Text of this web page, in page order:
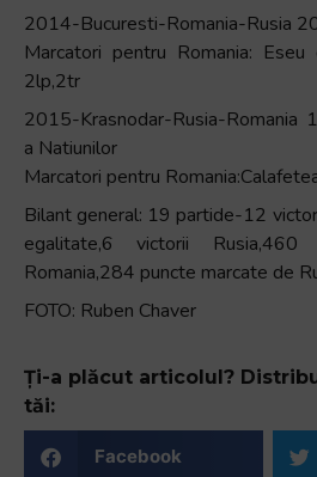
2014-Bucuresti-Romania-Rusia
Marcatori pentru Romania: Eseu
2lp,2tr
2015-Krasnodar-Rusia-Romania
a Natiunilor
Marcatori pentru
Bilant general: 19 partide-12
egalitate,6 victorii
Romania,284 puncte marcate de
FOTO: Ruben Chaver
Ți-a plăcut articolul?
tăi:
Facebook